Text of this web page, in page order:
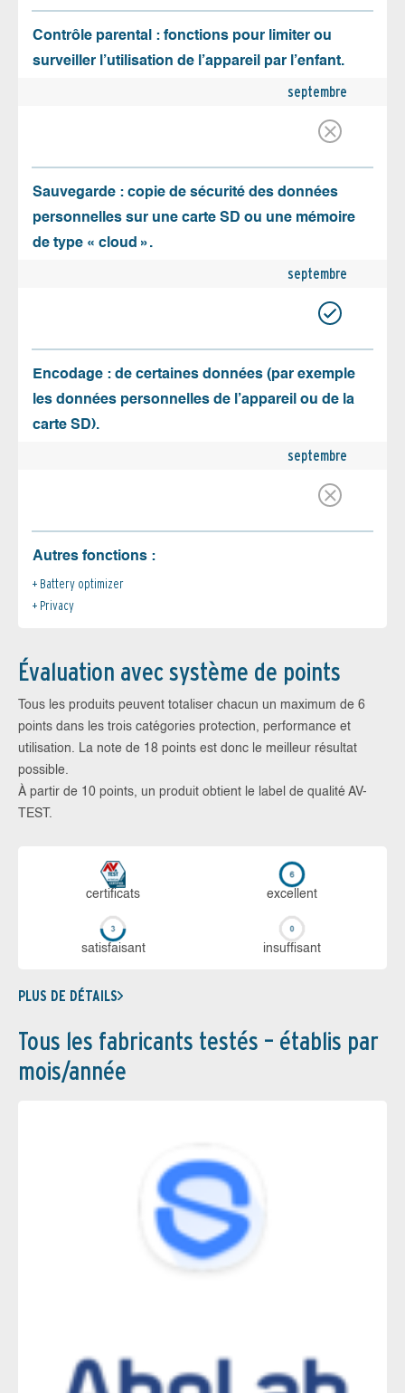
Contrôle parental : fonctions pour limiter ou
surveiller l’utilisation de l’appareil par l’enfant.
septembre
Sauvegarde : copie de sécurité des données
personnelles sur une carte SD ou une mémoire
de type « cloud ».
septembre
Encodage : de certaines données (par exemple
les données personnelles de l’appareil ou de la
carte SD).
septembre
Autres fonctions :
Battery optimizer
Privacy
Évaluation avec système de points
Tous les produits peuvent totaliser chacun un maximum de 6
points dans les trois catégories protection, performance et
utilisation. La note de 18 points est donc le meilleur résultat
possible.
À partir de 10 points, un produit obtient le label de qualité AV-
TEST.
certi­ficats ex­cellent
sa­tis­fai­sant in­suf­fi­sant
PLUS DE DÉTAILS
Tous les fabricants testés – établis par
mois/année